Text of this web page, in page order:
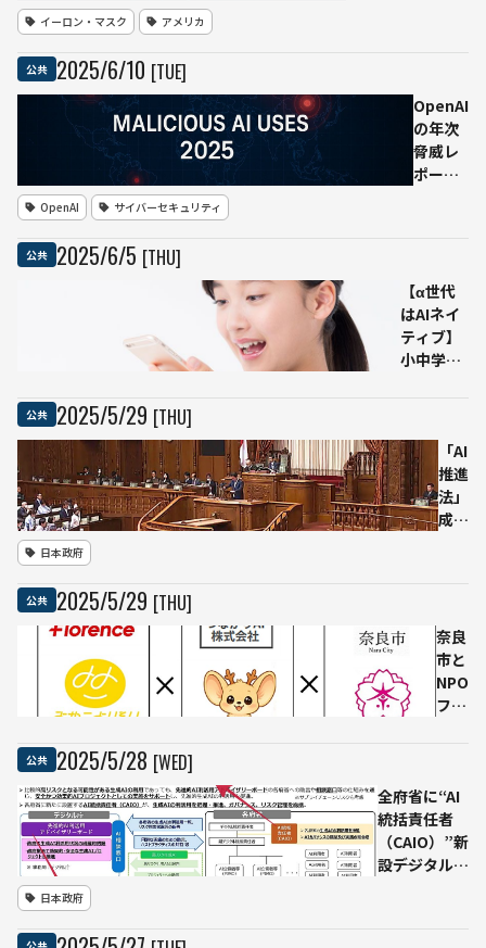
止
不正
対策
イーロン・マスク アメリカ
公共 2025/6/10 [TUE]
OpenAI
の年次
脅威レ
ポート
示、業
界との
協調対
処を明
OpenAI サイバーセキュリティ
公共 2025/6/5 [THU]
【α世代
はAIネイ
ティブ】
小中学生
「AIに興
味あ
り」、約
55％が
キッズが
調査レポ
ートを公
開
公共 2025/5/29 [THU]
「AI
推進
法」
成
政府
の新
体制
を明
なき
基本
法で
実務
日本政府
公共 2025/5/29 [THU]
奈良
市と
NPO
フロ
ど、
全国
初の
「生
公共 2025/5/28 [WED]
全府省に“AI
統括責任者
（CAIO）”新
設――デジタル
日本政府